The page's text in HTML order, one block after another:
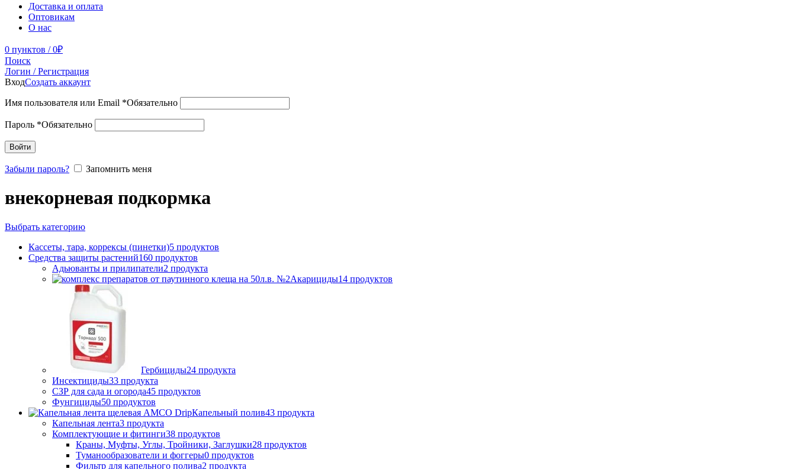
Доставка и оплата
Оптовикам
О нас
0 пунктов / 0₽
Поиск
Логин / Регистрация
ВходСоздать аккаунт
Имя пользователя или Email *Обязательно
Пароль *Обязательно
Войти
Забыли пароль? Запомнить меня
внекорневая подкормка
Выбрать категорию
Кассеты, тара, коррексы (пинетки)5 продуктов
Средства защиты растений160 продуктов
Адьюванты и прилипатели2 продукта
Акарициды14 продуктов
Гербициды24 продукта
Инсектициды33 продукта
СЗР для сада и огорода45 продуктов
Фунгициды50 продуктов
Капельный полив43 продукта
Капельная лента3 продукта
Комплектующие и фитинги38 продуктов
Краны, Муфты, Углы, Тройники, Заглушки28 продуктов
Туманообразователи и фоггеры0 продуктов
Фильтр для капельного полива2 продукта